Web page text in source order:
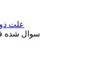
علت دود
سوال شده